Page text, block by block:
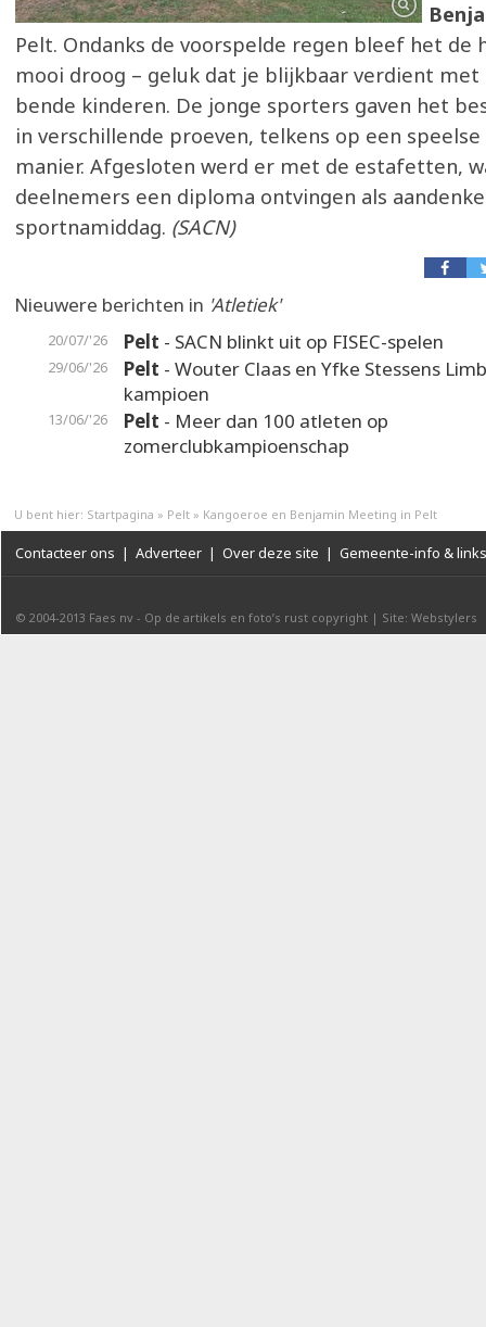
Pelt. Ondanks de voorspelde regen bleef het de
mooi droog – geluk dat je blijkbaar verdient met
bende kinderen. De jonge sporters gaven het
in verschillende proeven, telkens op een
manier. Afgesloten werd er met de estafetten,
deelnemers een diploma ontvingen als
sportnamiddag. (SACN)
Nieuwere berichten in 'Atletiek'
20/07/'26 Pelt - SACN blinkt uit op FISEC-spelen
29/06/'26 Pelt - Wouter Claas en Yfke Stessens
kampioen
13/06/'26 Pelt - Meer dan 100 atleten op
zomerclubkampioenschap
U bent hier: Startpagina » Pelt » Kangoeroe en Benjamin Meeting in Pelt
Contacteer ons | Adverteer | Over deze site | Gemeente-info & links
© 2004-2013 Faes nv - Op de artikels en foto’s rust copyright | Site: Webstylers